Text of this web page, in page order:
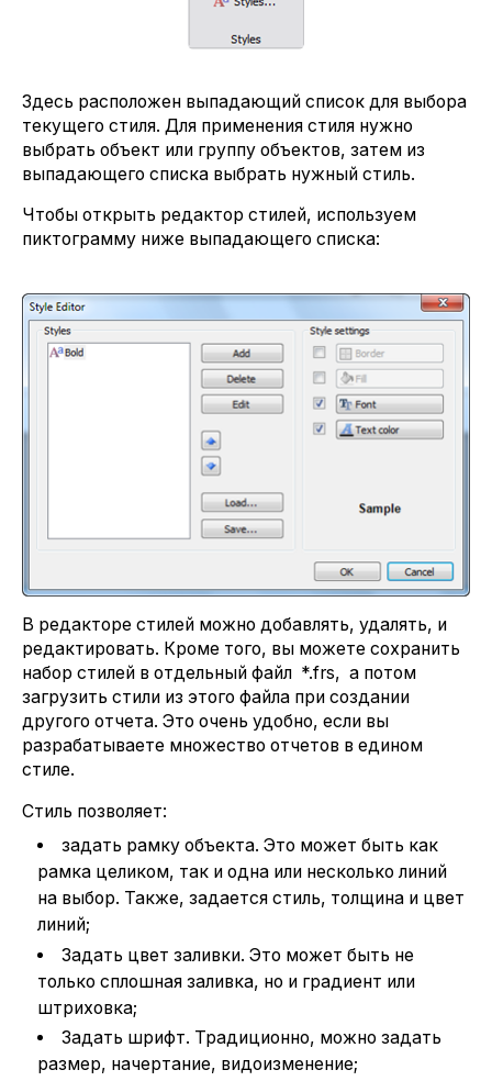
Здесь расположен выпадающий список для выбора
текущего стиля. Для применения стиля нужно
выбрать объект или группу объектов, затем из
выпадающего списка выбрать нужный стиль.
Чтобы открыть редактор стилей, используем
пиктограмму ниже выпадающего списка:
В редакторе стилей можно добавлять, удалять, и
редактировать. Кроме того, вы можете сохранить
набор стилей в отдельный файл *.frs, а потом
загрузить стили из этого файла при создании
другого отчета. Это очень удобно, если вы
разрабатываете множество отчетов в едином
стиле.
Стиль позволяет:
задать рамку объекта. Это может быть как
рамка целиком, так и одна или несколько линий
на выбор. Также, задается стиль, толщина и цвет
линий;
Задать цвет заливки. Это может быть не
только сплошная заливка, но и градиент или
штриховка;
Задать шрифт. Традиционно, можно задать
размер, начертание, видоизменение;